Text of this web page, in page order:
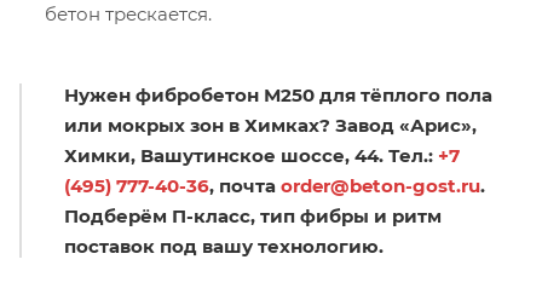
бетон трескается.
Нужен фибробетон М250 для тёплого пола
или мокрых зон в Химках? Завод «Арис»,
Химки, Вашутинское шоссе, 44. Тел.: +7
(495) 777-40-36, почта order@beton-gost.ru.
Подберём П-класс, тип фибры и ритм
поставок под вашу технологию.